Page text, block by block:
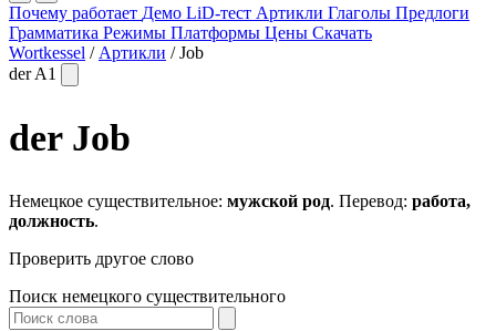
Почему работает Демо LiD-тест Артикли Глаголы Предлоги
Грамматика Режимы Платформы Цены Скачать
Wortkessel / Артикли / Job
derA1
derJob
Немецкое существительное: мужской род. Перевод: работа,
должность.
Проверить другое слово
Поиск немецкого существительного